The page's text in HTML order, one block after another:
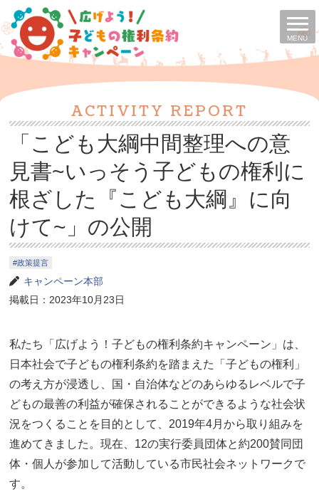
MENU
ACTIVITY REPORT
「こども大綱中間整理への意
見書~いっそう子どもの権利に
根ざした『こども大綱』に向
けて~」の公開
キャンペーン本部
掲載日：2023年10月23日
政策提言
私たち「広げよう！子どもの権利条約キャンペーン」は、
日本社会で子どもの権利条約を踏まえた「子どもの権利」
の考え方が浸透し、国・自治体などのあらゆるレベルで子
どもの最善の利益が確保されることができるような社会状
況をつくることを目的として、2019年4月から取り組みを
進めてきました。現在、12の実行委員団体と約200賛同団
体・個人が参加して活動している市民社会ネットワークで
す。